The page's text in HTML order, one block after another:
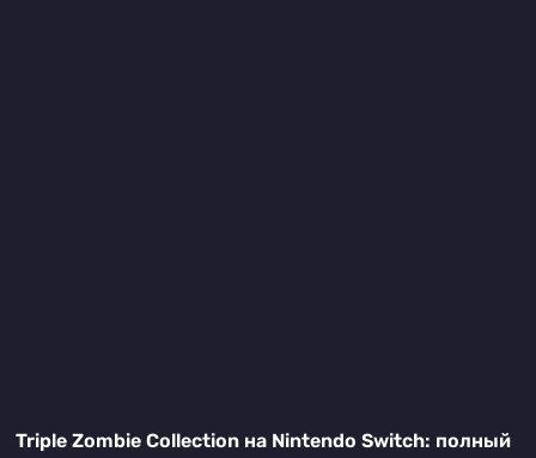
Triple Zombie Collection на Nintendo Switch: полный